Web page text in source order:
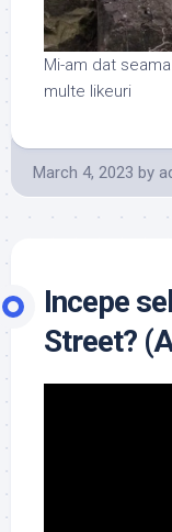
Mi-am dat
multe likeuri
March 4, 2023 by
Incepe
Street?